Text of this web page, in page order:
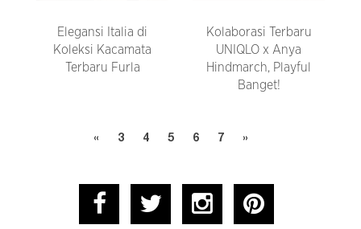
Elegansi Italia di
Koleksi Kacamata
Terbaru Furla
Kolaborasi Terbaru
UNIQLO x Anya
Hindmarch, Playful
Banget!
« 3 4 5 6 7 »